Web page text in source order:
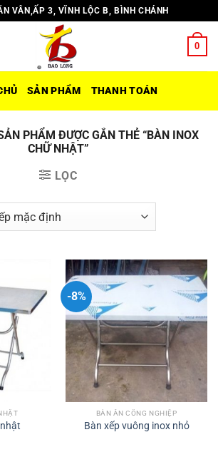
VÂN,ẤP 3, VĨNH LỘC B, BÌNH CHÁNH
0
SẢN PHẨM THANH TOÁN
PHẨM ĐƯỢC GẮN THẺ “BÀN INOX
CHỮ NHẬT”
LỌC
-8%
BÀN ĂN CÔNG NGHIỆP
Bàn xếp vuông inox nhỏ